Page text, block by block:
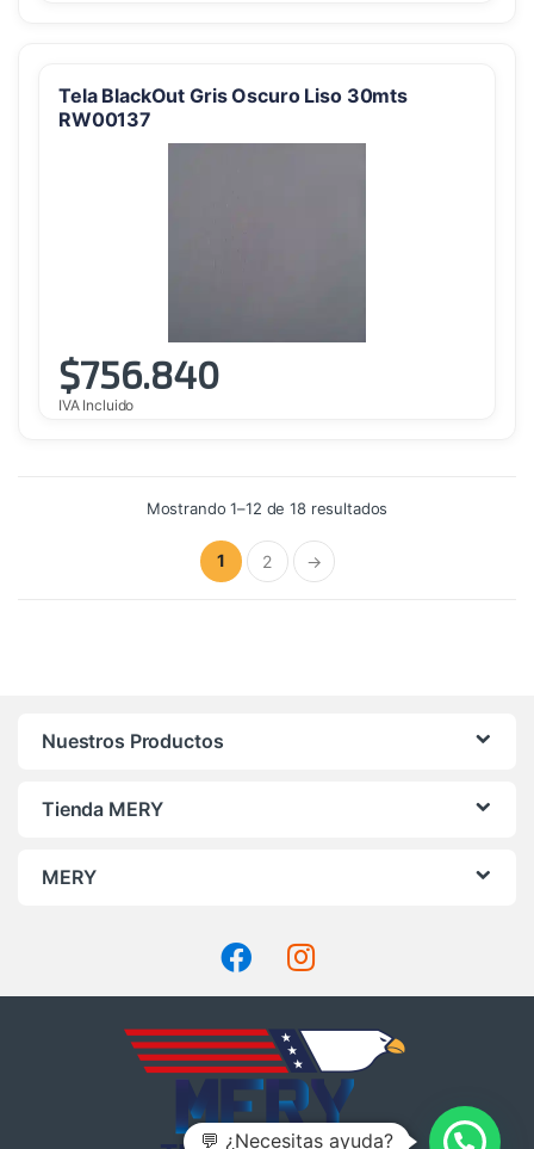
Tela BlackOut Gris Oscuro Liso 30mts
RW00137
$756.840
IVA Incluido
Mostrando 1–12 de 18 resultados
1 2 →
Nuestros Productos
Tienda MERY
MERY
💬 ¿Necesitas ayuda?